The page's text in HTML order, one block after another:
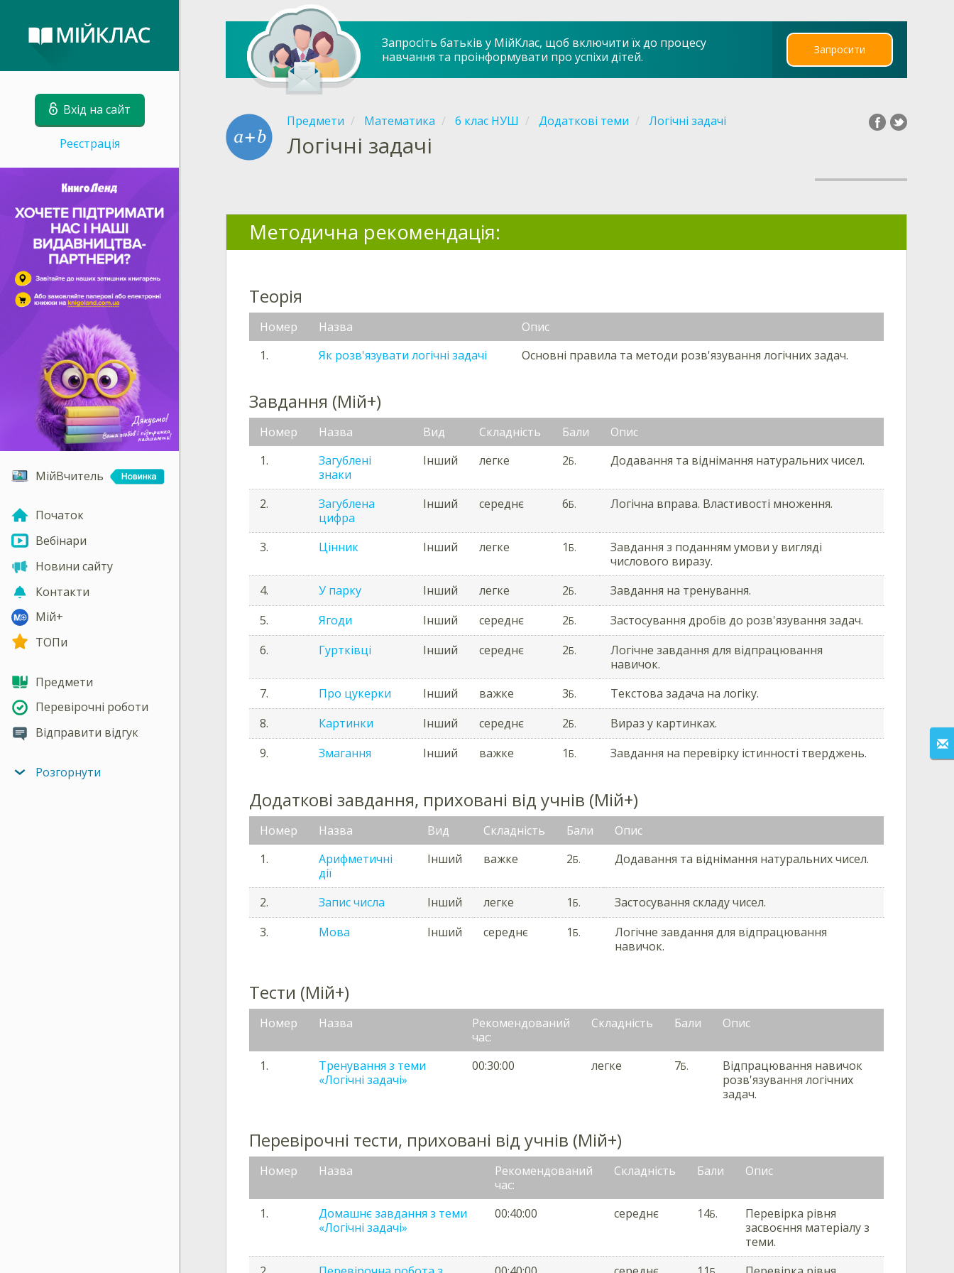
Вхід на сайт
Реєстрація
МійВчитель
Початок
Вебінари
Новини сайту
Контакти
Мій+
ТОПи
Предмети
Перевірочні роботи
Відправити відгук
Розгорнути
Запросіть батьків у МійКлас, щоб включити їх до процесу
навчання та проінформувати про успіхи дітей.
Запросити
Предмети Математика 6 клас НУШ Додаткові теми Логічні задачі
Логічні задачі
Методична рекомендація:
Теорія
Номер Назва
Опис
1.
Як розв'язувати логічні задачі Основні правила та методи розв'язування логічних задач.
Завдання (Мій+)
Номер Назва Вид Складність Бали
Опис
1.
Загублені
знаки
Інший легке 2Б. Додавання та віднімання натуральних чисел.
2.
Загублена
цифра
Інший середнє 6Б. Логічна вправа. Властивості множення.
3. Цінник Інший легке 1Б.
Завдання з поданням умови у вигляді
числового виразу.
4.
У парку Інший легке 2Б.
Завдання на тренування.
5.
Ягоди Інший середнє 2Б.
Застосування дробів до розв'язування задач.
6.
Гуртківці Інший середнє 2Б.
Логічне завдання для відпрацювання
навичок.
7.
Про цукерки Інший важке 3Б.
Текстова задача на логіку.
8.
Картинки Інший середнє 2Б.
Вираз у картинках.
9.
Змагання Інший важке 1Б. Завдання на перевірку істинності тверджень.
Додаткові завдання, приховані від учнів (Мій+)
Номер Назва Вид Складність Бали
Опис
1.
Арифметичні
дії
Інший важке 2Б. Додавання та віднімання натуральних чисел.
2. Запис числа Інший легке 1Б.
Застосування складу чисел.
3.
Мова Інший середнє 1Б.
Логічне завдання для відпрацювання
навичок.
Тести (Мій+)
Номер Назва
Рекомендований
час:
Складність Бали Опис
1.
Тренування з теми
«Логічні задачі»
00:30:00 легке 7Б.
Відпрацювання навичок
розв'язування логічних
задач.
Перевірочні тести, приховані від учнів (Мій+)
Номер Назва
Рекомендований
час:
Складність Бали Опис
1.
Домашнє завдання з теми
«Логічні задачі»
00:40:00 середнє 14Б.
Перевірка рівня
засвоєння матеріалу з
теми.